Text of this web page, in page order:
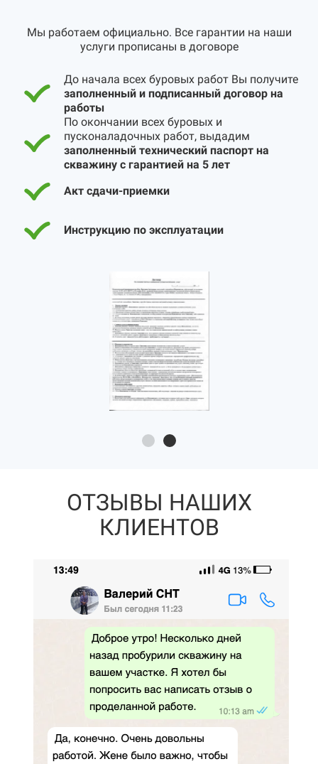
Мы работаем официально. Все гарантии на наши
услуги прописаны в договоре
До начала всех буровых работ Вы получите
заполненный и подписанный договор на
работы
По окончании всех буровых и
пусконаладочных работ, выдадим
заполненный технический паспорт на
скважину с гарантией на 5 лет
Акт сдачи-приемки
Инструкцию по эксплуатации
ОТЗЫВЫ НАШИХ
КЛИЕНТОВ